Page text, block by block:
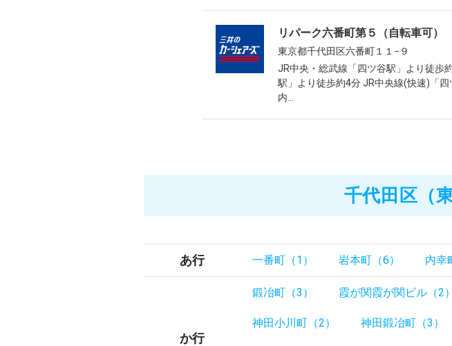
リパーク六番町第５（自転車可）
東京都千代田区六番町１１−９
JR中央・総武線「四ツ谷駅」より徒歩
駅」より徒歩約4分 JR中央線(快速)「
内...
千代田区（
あ行 一番町（1） 岩本町（6） 内幸
か行
鍛冶町（3） 霞が関霞が関ビル（2）
神田小川町（2） 神田鍛冶町（3）